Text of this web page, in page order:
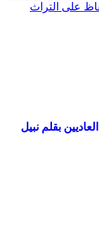
على التراث
بقلم نبيل